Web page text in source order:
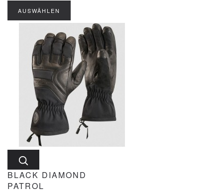
AUSWÄHLEN
BLACK DIAMOND
PATROL